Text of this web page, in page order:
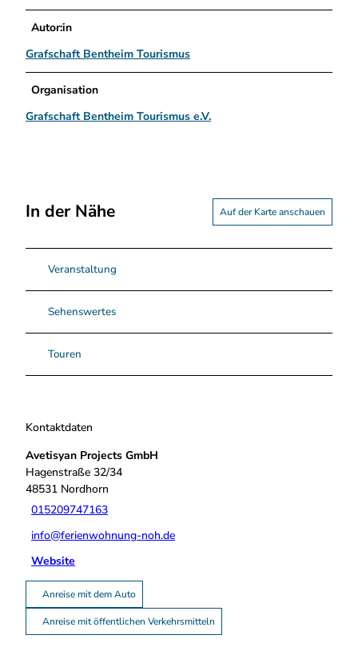
Autor:in
Grafschaft Bentheim Tourismus
Organisation
Grafschaft Bentheim Tourismus e.V.
In der Nähe Auf der Karte anschauen
Veranstaltung
Sehenswertes
Touren
Kontaktdaten
Avetisyan Projects GmbH
Hagenstraße 32/34
48531 Nordhorn
015209747163
info@ferienwohnung-noh.de
Website
Anreise mit dem Auto
Anreise mit öffentlichen Verkehrsmitteln